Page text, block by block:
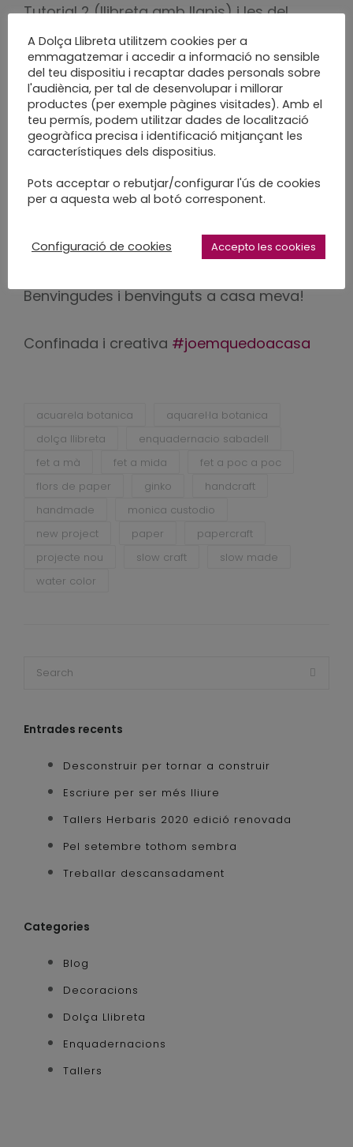
Tutorial 2 (llibreta amb llapis) i les del
Tutorial 4 (bloc de notes) per fer una
enquadernació ràpida d’un sol quadernet
amb una rosa de paper geomètrica a la
portada.
M’encanta veure les vostres creacions. I us
estic profundament agraïda pels vostres
comentaris, per les fotos que m’envieu i
@dolsallibreta
Benvingudes i benvinguts a casa meva!
Confinada i creativa #joemquedoacasa
acuarela botanica
aquarel·la botanica
dolça llibreta
enquadernacio sabadell
fet a mà
fet a mida
fet a poc a poc
flors de paper
ginko
handcraft
handmade
monica custodio
new project
paper
papercraft
projecte nou
slow craft
slow made
water color
Entrades recents
Desconstruir per tornar a construir
Escriure per ser més lliure
Tallers Herbaris 2020 edició renovada
Pel setembre tothom sembra
Treballar descansadament
Categories
Blog
Decoracions
Dolça Llibreta
Enquadernacions
Tallers
A Dolça Llibreta utilitzem cookies per a
emmagatzemar i accedir a informació no sensible
del teu dispositiu i recaptar dades personals sobre
l'audiència, per tal de desenvolupar i millorar
productes (per exemple pàgines visitades). Amb el
teu permís, podem utilitzar dades de localització
geogràfica precisa i identificació mitjançant les
característiques dels dispositius.
Pots acceptar o rebutjar/configurar l'ús de cookies
per a aquesta web al botó corresponent.
Configuració de cookies Accepto les cookies